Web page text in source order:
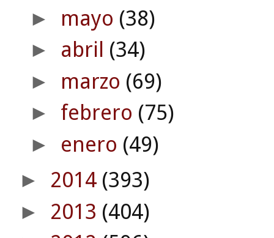
► mayo (38)
► abril (34)
► marzo (69)
► febrero (75)
► enero (49)
► 2014 (393)
► 2013 (404)